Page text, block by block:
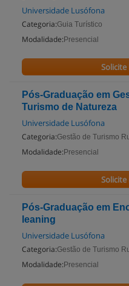
Universidade Lusófona
Categoria:Guia Turístico
Modalidade: Presencial
Pós-Graduação em
Turismo de Natureza
Universidade Lusófona
Categoria:Gestão de Turismo
Modalidade: Presencial
Pós-Graduação em
leaning
Universidade Lusófona
Categoria:Gestão de Turismo
Modalidade: Presencial